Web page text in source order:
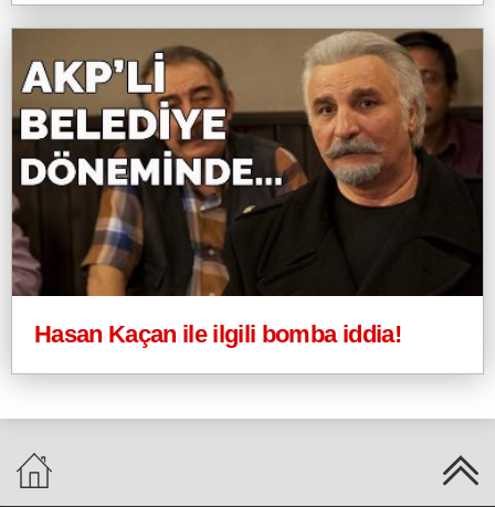
Hasan Kaçan ile ilgili bomba iddia!